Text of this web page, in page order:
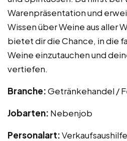
Warenpräsentation und
Wissen über Weine aus aller
bietet dir die Chance, in die
Weine einzutauchen und
vertiefen.
Branche:Getränkehandel /
Jobarten: Nebenjob
Personalart:Verkaufsaushilfe